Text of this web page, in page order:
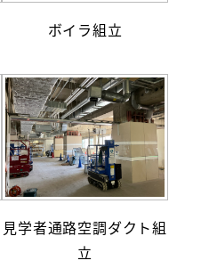
ボイラ組立
見学者通路空調ダクト組
立